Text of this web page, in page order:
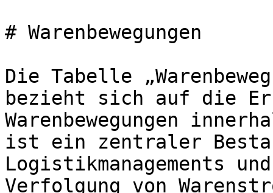
# Warenbewegungen
Die Tabelle
bezieht sich auf die
Warenbewegungen
ist ein zentraler
Logistikmanagements
Verfolgung von